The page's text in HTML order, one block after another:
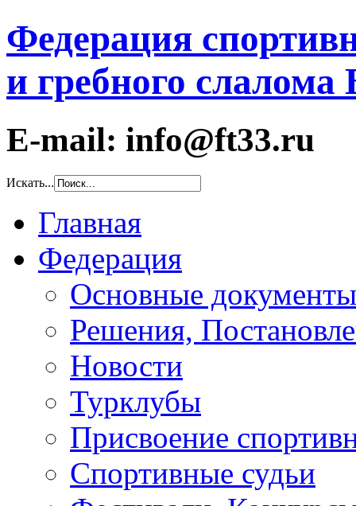
Федерация
и гребного
E-mail: info@ft33.ru
Искать...
Главная
Федерация
Основные документы
Решения,
Новости
Турклубы
Присвоение
Спортивные судьи